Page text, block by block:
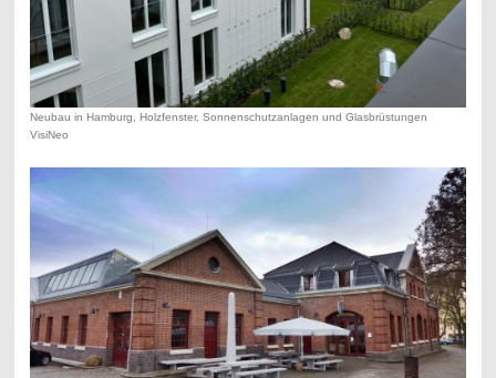
Neubau in Hamburg, Holzfenster, Sonnenschutzanlagen und Glasbrüstungen
VisiNeo